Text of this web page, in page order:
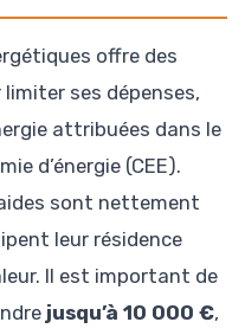
offre des
ses dépenses,
attribuées dans le
d’énergie (CEE).
sont nettement
leur résidence
Il est important de
jusqu’à 10 000 €,